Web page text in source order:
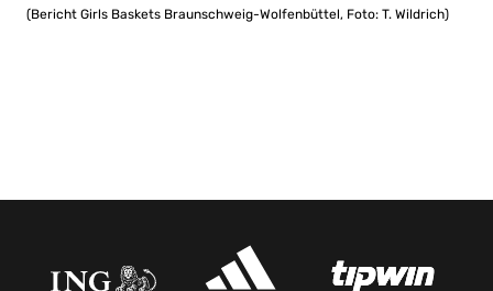
(Bericht Girls Baskets Braunschweig-Wolfenbüttel, Foto: T. Wildrich)